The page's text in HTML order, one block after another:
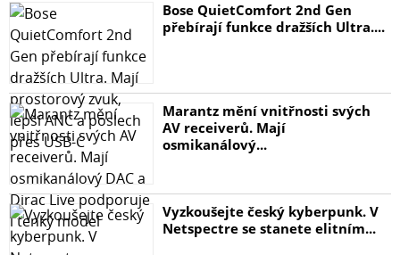
Bose QuietComfort 2nd Gen
přebírají funkce dražších Ultra....
Marantz mění vnitřnosti svých
AV receiverů. Mají
osmikanálový...
Vyzkoušejte český kyberpunk. V
Netspectre se stanete elitním...